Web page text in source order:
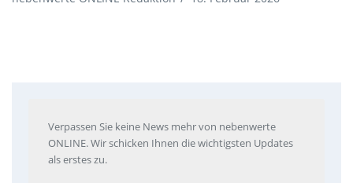
Verpassen Sie keine News mehr von nebenwerte
ONLINE. Wir schicken Ihnen die wichtigsten Updates
als erstes zu.